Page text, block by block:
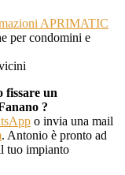
APRIMATIC
per condomini e
fissare un
?
o invia una mail
. Antonio è pronto ad
tuo impianto